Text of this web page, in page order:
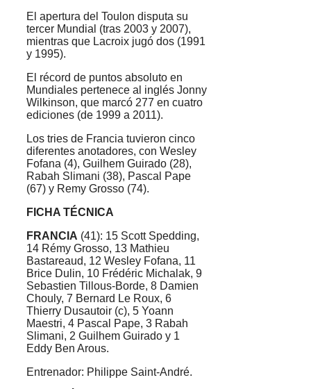
El apertura del Toulon disputa su
tercer Mundial (tras 2003 y 2007),
mientras que Lacroix jugó dos (1991
y 1995).
El récord de puntos absoluto en
Mundiales pertenece al inglés Jonny
Wilkinson, que marcó 277 en cuatro
ediciones (de 1999 a 2011).
Los tries de Francia tuvieron cinco
diferentes anotadores, con Wesley
Fofana (4), Guilhem Guirado (28),
Rabah Slimani (38), Pascal Pape
(67) y Remy Grosso (74).
FICHA TÉCNICA
FRANCIA (41): 15 Scott Spedding,
14 Rémy Grosso, 13 Mathieu
Bastareaud, 12 Wesley Fofana, 11
Brice Dulin, 10 Frédéric Michalak, 9
Sebastien Tillous-Borde, 8 Damien
Chouly, 7 Bernard Le Roux, 6
Thierry Dusautoir (c), 5 Yoann
Maestri, 4 Pascal Pape, 3 Rabah
Slimani, 2 Guilhem Guirado y 1
Eddy Ben Arous.
Entrenador: Philippe Saint-André.